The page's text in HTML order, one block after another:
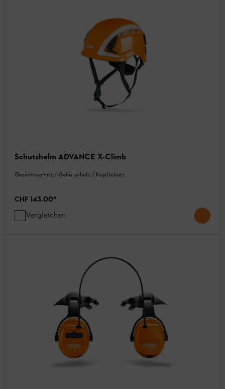
Schutzhelm ADVANCE X-Climb
Gesichtsschutz / Gehörschutz / Kopfschutz
CHF 143.00*
Vergleichen